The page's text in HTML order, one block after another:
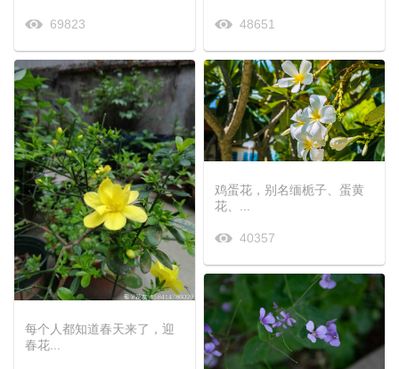
69823 48651
每个人都知道春天来了，迎
春花...
鸡蛋花，别名缅栀子、蛋黄
花、...
40357